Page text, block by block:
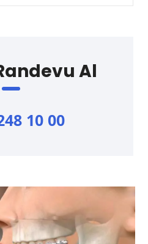
Al
10 00